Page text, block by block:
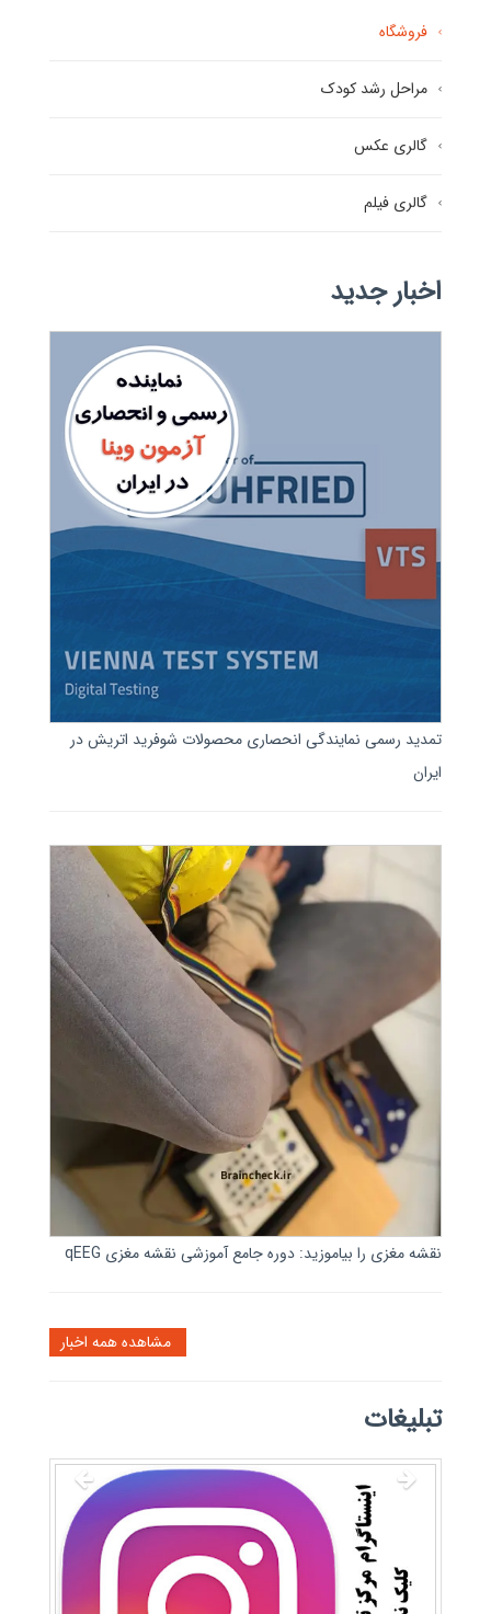
فروشگاه
مراحل رشد کودک
گالری عکس
گالری فیلم
اخبار جدید
تمدید رسمی نمایندگی انحصاری محصولات شوفرید اتریش در
ایران
نقشه مغزی را بیاموزید: دوره جامع آموزشی نقشه مغزی qEEG
تبلیغات